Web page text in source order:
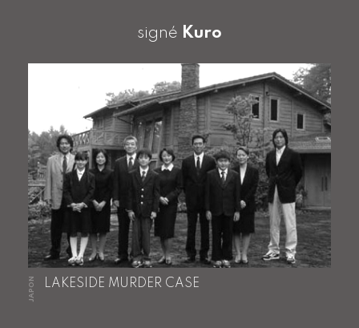
signé Kuro
JAPON LAKESIDE MURDER CASE